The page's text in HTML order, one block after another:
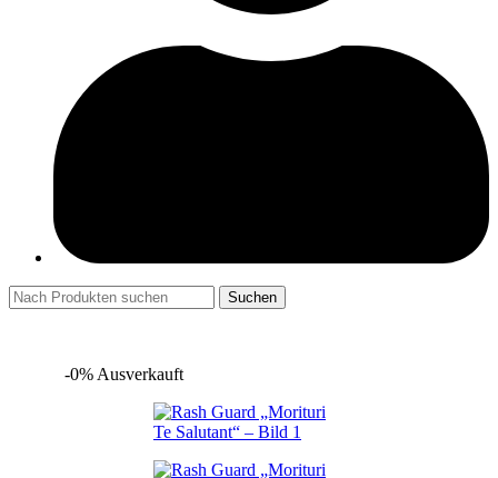
Suchen
-0% Ausverkauft